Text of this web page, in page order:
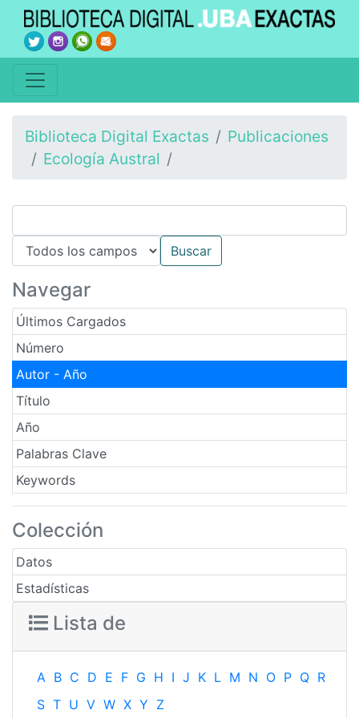
Biblioteca Digital Exactas
Publicaciones
Ecología Austral
Navegar
Últimos Cargados
Número
Autor - Año
Título
Año
Palabras Clave
Keywords
Colección
Datos
Estadísticas
Lista de
A B C D E F G H I J K L M N O P Q R
S T U V W X Y Z